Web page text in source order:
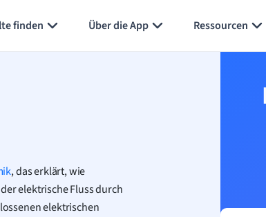
finden Über die App Ressourcen
, das erklärt, wie
elektrische Fluss durch
elektrischen